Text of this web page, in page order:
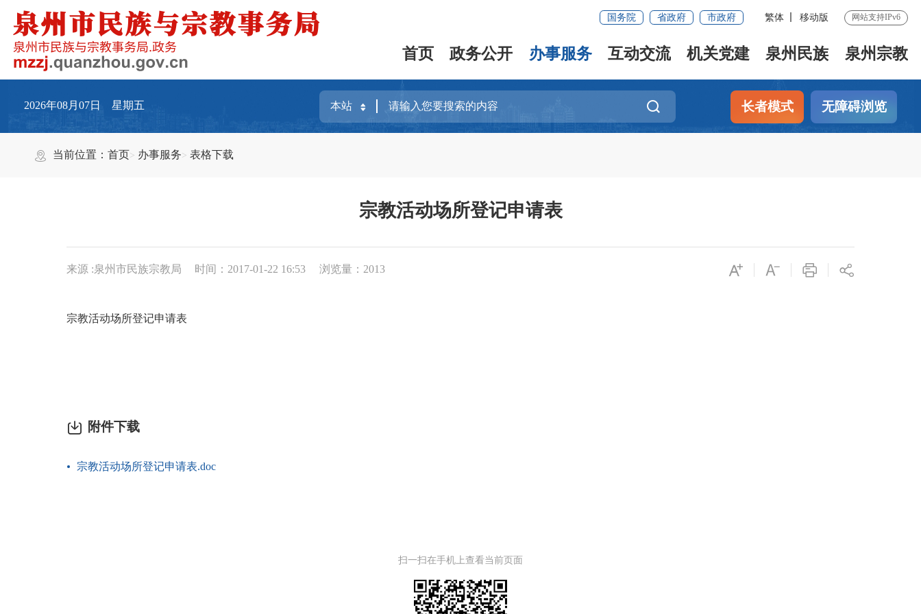
国务院 省政府 市政府 繁体 移动版 网站支持IPv6
首页 政务公开 办事服务 互动交流 机关党建 泉州民族 泉州宗教
2026年08月07日 星期五 长者模式 无障碍浏览
当前位置：首页 办事服务 表格下载
宗教活动场所登记申请表
来源 :泉州市民族宗教局 时间：2017-01-22 16:53 浏览量： 2013
宗教活动场所登记申请表
附件下载
宗教活动场所登记申请表.doc
扫一扫在手机上查看当前页面